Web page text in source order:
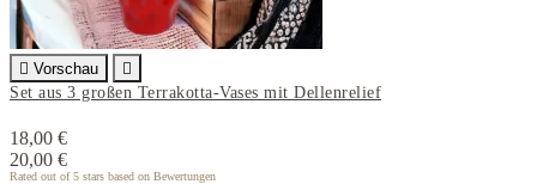
 Vorschau

Set aus 3 großen Terrakotta-Vases mit Dellenrelief
18,00 €
20,00 €
Rated out of 5 stars based on Bewertungen